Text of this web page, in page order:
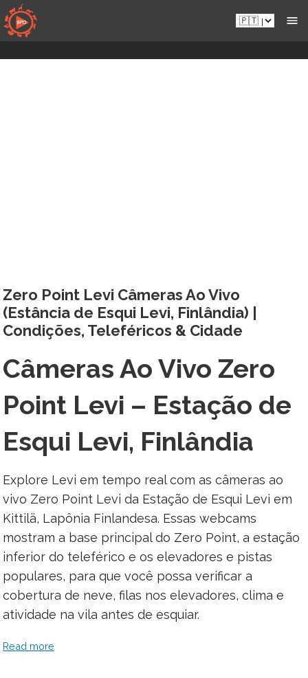
Aceder
diretamente
ao
conteúdo
Pt.sportsmansparadiseonline.com
Zero Point Levi Câmeras Ao Vivo
(Estância de Esqui Levi, Finlândia) |
Condições, Teleféricos & Cidade
Câmeras Ao Vivo Zero
Point Levi – Estação de
Esqui Levi, Finlândia
Explore Levi em tempo real com as câmeras ao
vivo Zero Point Levi da Estação de Esqui Levi em
Kittilä, Lapônia Finlandesa. Essas webcams
mostram a base principal do Zero Point, a estação
inferior do teleférico e os elevadores e pistas
populares, para que você possa verificar a
cobertura de neve, filas nos elevadores, clima e
atividade na vila antes de esquiar.
Read more